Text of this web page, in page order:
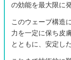
の効能を最大限に
このウェーブ構造
力を一定に保ち皮
とともに、安定し